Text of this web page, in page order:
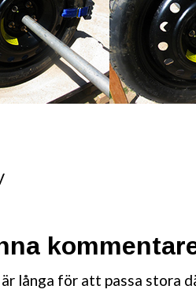
långa för att passa stora